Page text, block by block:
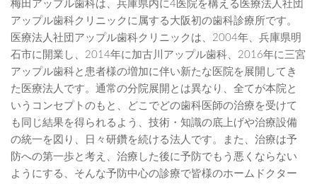
梅田アップル歯科は、兵庫県内に4医院を構える医療法人社団
アップル歯科クリニックに属する大阪初の歯科診療所です。
医療法人社団アップル歯科クリニックは、2004年、兵庫県明
石市に開業し、2014年に加古川アップル歯科、2016年に三宮
アップル歯科と患者様の増加に伴い新たな医院を展開してき
た医療法人です。通常の分院展開とは異なり、全てが本院と
いうコンセプトのもと、どこでどの歯科医師の治療を受けて
も同じ結果を得られるよう、技術・知識の底上げや治療設備
の統一を図り、日々研鑽を続ける法人です。また、治療は予
防への第一歩と考え、治療した後に予防でもう悪くならない
ようにする、そんな予防中心の診療で皆様のホームドクター